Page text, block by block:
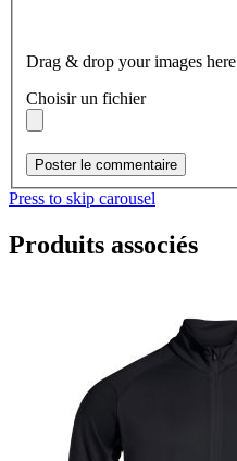
Drag & drop your images here
Choisir un fichier
Poster le commentaire
Press to skip carousel
Produits associés